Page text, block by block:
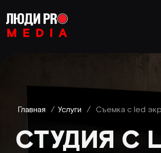
Главная / Услуги / Съемка с led
СТУДИЯ С